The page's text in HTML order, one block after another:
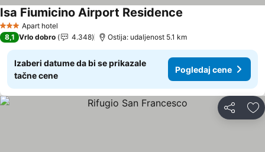
3 ZvezdiceApart hotel
Isa Fiumicino Airport Residence
8,1 Vrlo dobro 4.348 Ostija: udaljenost 5.1 km
Izaberi datume da bi se prikazale
tačne cene
Pogledaj cene
Deli